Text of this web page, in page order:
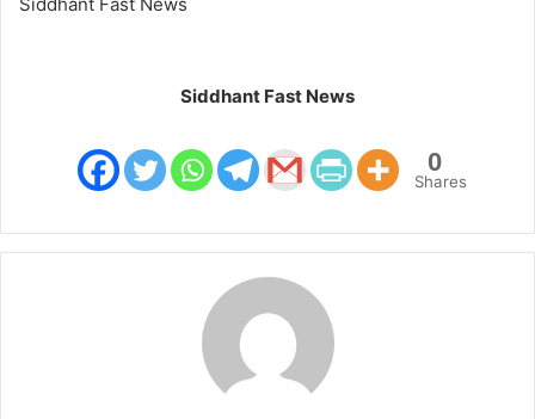
Siddhant Fast News
0
Shares